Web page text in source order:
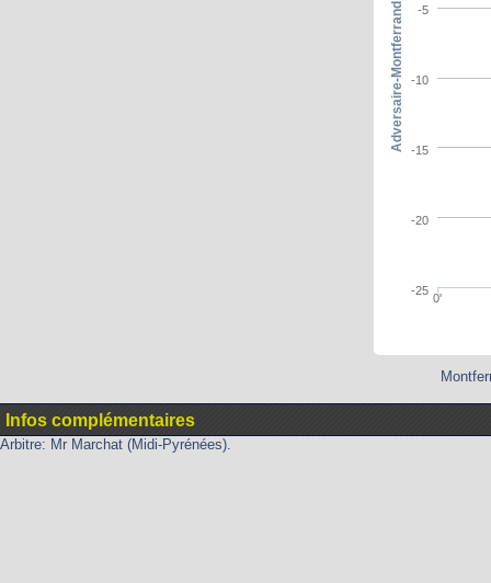
0'
-25
-20
-15
-10
-5
Adversaire-Montferrand
Infos complémentaires
Arbitre: Mr Marchat (Midi-Pyrénées).